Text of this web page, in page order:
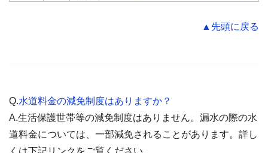
▲先頭に戻る
Q.水道料金の減免制度はありますか？
A.生活保護世帯等の減免制度はありません。漏水の際の水
道料金については、一部減免されることがあります。詳し
くは下記リンクをご覧ください。